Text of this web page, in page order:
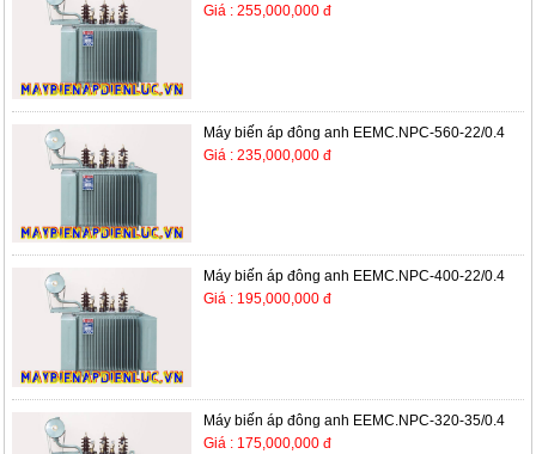
Giá : 255,000,000 đ
Máy biến áp đông anh EEMC.NPC-560-22/0.4
Giá : 235,000,000 đ
Máy biến áp đông anh EEMC.NPC-400-22/0.4
Giá : 195,000,000 đ
Máy biến áp đông anh EEMC.NPC-320-35/0.4
Giá : 175,000,000 đ